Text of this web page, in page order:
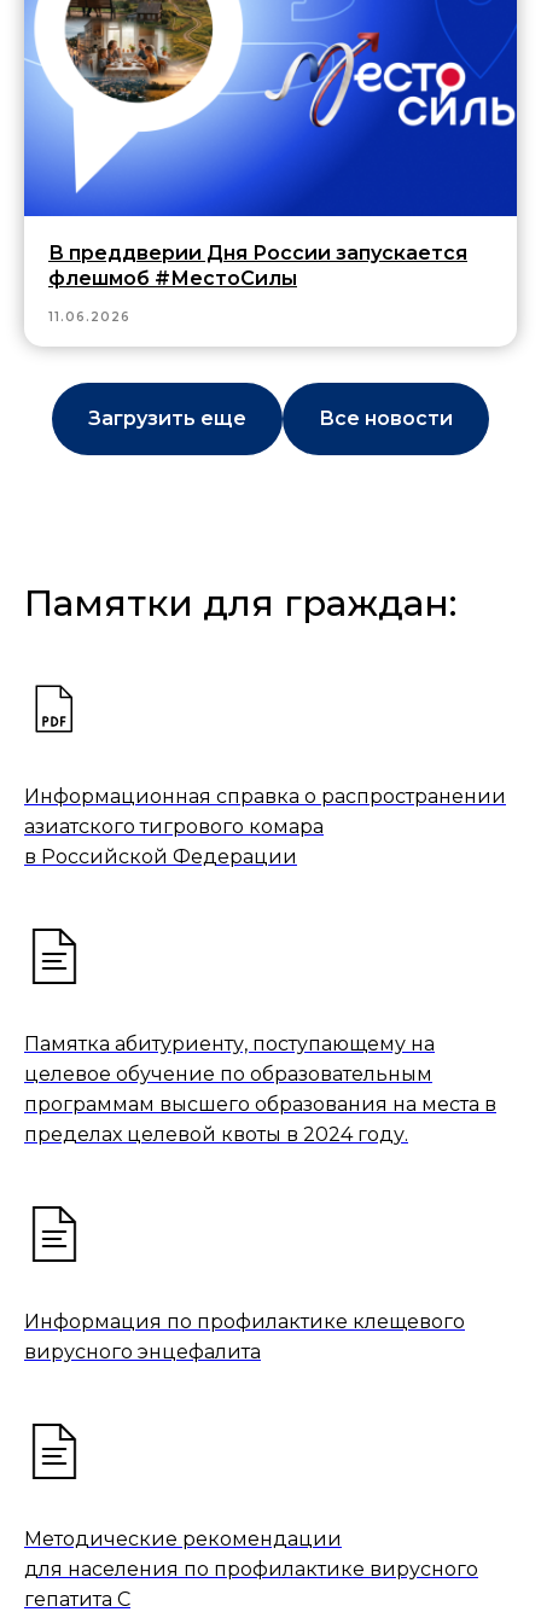
В преддверии Дня России запускается
флешмоб #МестоСилы
11.06.2026
Загрузить еще Все новости
Памятки для граждан:
Информационная справка о распространении
азиатского тигрового комара
в Российской Федерации
Памятка абитуриенту, поступающему на
целевое обучение по образовательным
программам высшего образования на места в
пределах целевой квоты в 2024 году.
Информация по профилактике клещевого
вирусного энцефалита
Методические рекомендации
для населения по профилактике вирусного
гепатита С